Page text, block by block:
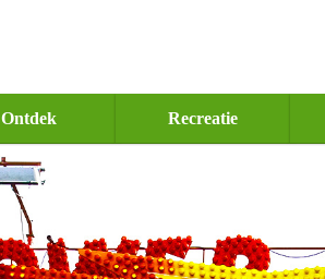
Ontdek Recreatie